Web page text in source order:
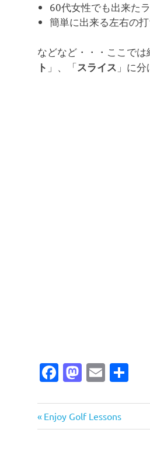
60代女性でも出来た
簡単に出来る左右の
などなど・・・ここで
ト 」、「スライス 」に分
Facebook
Email
投
稿
前
の
Enjoy Golf Lessons